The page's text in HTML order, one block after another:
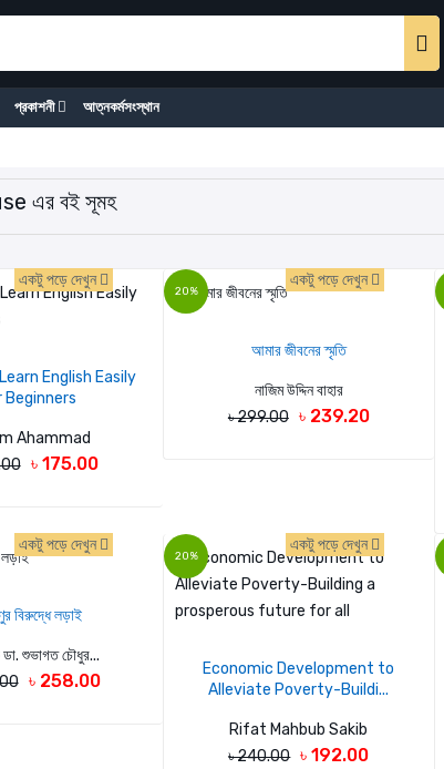
প্রকাশনী আত্নকর্মসংস্থান
এর বই সূমহ
একটু পড়ে দেখুন
English Easily
Beginners
Ahammad
৳ 175.00
20%
একটু পড়ে দেখুন
আমার জীবনের স্মৃতি
নাজিম উদ্দিন বাহার
৳ 299.00 ৳ 239.20
একটু পড়ে দেখুন
বিরুদ্ধে লড়াই
শুভাগত চৌধুর...
৳ 258.00
20%
একটু পড়ে দেখুন
Economic Development to
Alleviate Poverty-Buildi...
Rifat Mahbub Sakib
৳ 240.00 ৳ 192.00